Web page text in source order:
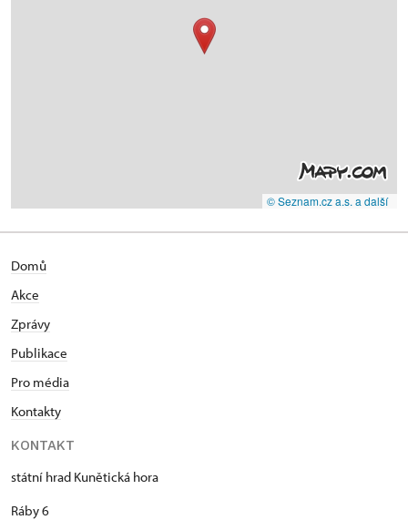
© Seznam.cz a.s. a další
Domů
Akce
Zprávy
Publikace
Pro média
Kontakty
KONTAKT
státní hrad Kunětická hora
Ráby 6